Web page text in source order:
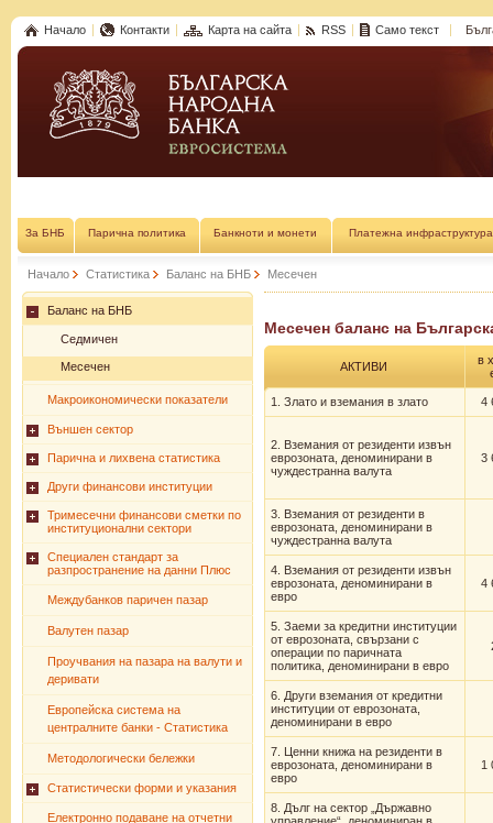
Начало Контакти Карта на сайта RSS Само текст
За БНБ Парична политика Банкноти и монети Платежна инфраструктура
Начало Статистика Баланс на БНБ Месечен
Баланс на БНБ
Седмичен
Месечен
Макроикономически показатели
Външен сектор
Парична и лихвена статистика
Други финансови институции
Тримесечни финансови сметки по
институционални сектори
Специален стандарт за
разпространение на данни Плюс
Междубанков паричен пазар
Валутен пазар
Проучвания на пазара на валути и
деривати
Европейска система на
централните банки - Статистика
Методологически бележки
Статистически форми и указания
Електронно подаване на отчетни
Месечен баланс на
АКТИВИ
в
1. Злато и вземания в злато 4
2. Вземания от резиденти извън
еврозоната, деноминирани в
чуждестранна валута
3
3. Вземания от резиденти в
еврозоната, деноминирани в
чуждестранна валута
4. Вземания от резиденти извън
еврозоната, деноминирани в
евро
4
5. Заеми за кредитни институции
от еврозоната, свързани с
операции по паричната
политика, деноминирани в евро
6. Други вземания от кредитни
институции от еврозоната,
деноминирани в евро
7. Ценни книжа на резиденти в
еврозоната, деноминирани в
евро
1
8. Дълг на сектор „Държавно